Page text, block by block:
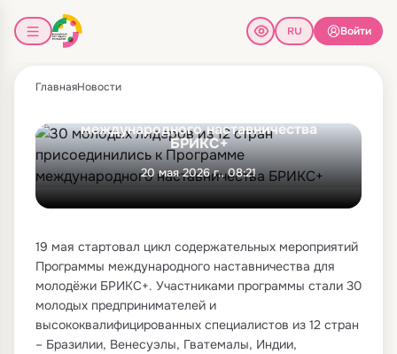
Войти
ГлавнаяНовости
международного наставничества
БРИКС+
20 мая 2026 г., 08:21
19 мая стартовал цикл содержательных мероприятий
Программы международного наставничества для
молодёжи БРИКС+. Участниками программы стали 30
молодых предпринимателей и
высококвалифицированных специалистов из 12 стран
– Бразилии, Венесуэлы, Гватемалы, Индии,